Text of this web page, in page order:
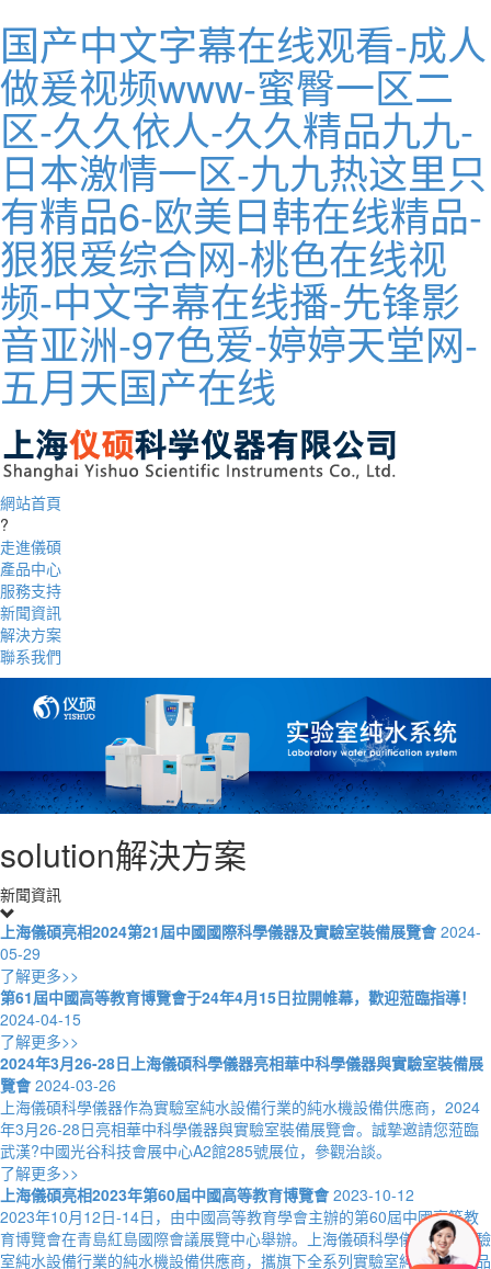
国产中文字幕在线观看-成人
做爰视频www-蜜臀一区二
区-久久依人-久久精品九九-
日本激情一区-九九热这里只
有精品6-欧美日韩在线精品-
狠狠爱综合网-桃色在线视
频-中文字幕在线播-先锋影
音亚洲-97色爱-婷婷天堂网-
五月天国产在线
網站首頁
?
走進儀碩
產品中心
服務支持
新聞資訊
解決方案
聯系我們
solution解決方案
新聞資訊
上海儀碩亮相2024第21屆中國國際科學儀器及實驗室裝備展覽會2024-
05-29
了解更多>>
第61屆中國高等教育博覽會于24年4月15日拉開帷幕，歡迎蒞臨指導！
2024-04-15
了解更多>>
2024年3月26-28日上海儀碩科學儀器亮相華中科學儀器與實驗室裝備展
覽會2024-03-26
上海儀碩科學儀器作為實驗室純水設備行業的純水機設備供應商，2024
年3月26-28日亮相華中科學儀器與實驗室裝備展覽會。誠摯邀請您蒞臨
武漢?中國光谷科技會展中心A2館285號展位，參觀治談。
了解更多>>
上海儀碩亮相2023年第60屆中國高等教育博覽會2023-10-12
2023年10月12日-14日，由中國高等教育學會主辦的第60屆中國高等教
育博覽會在青島紅島國際會議展覽中心舉辦。上海儀碩科學儀器作為實驗
室純水設備行業的純水機設備供應商，攜旗下全系列實驗室純水系統產品